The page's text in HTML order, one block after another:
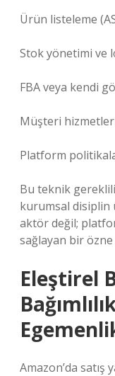
Ürün listeleme
Stok yönetimi ve
FBA veya kendi
Müşteri
Platform
Bu teknik
kurumsal disiplin
aktör değil;
sağlayan bir
Eleştirel
Amazon’da